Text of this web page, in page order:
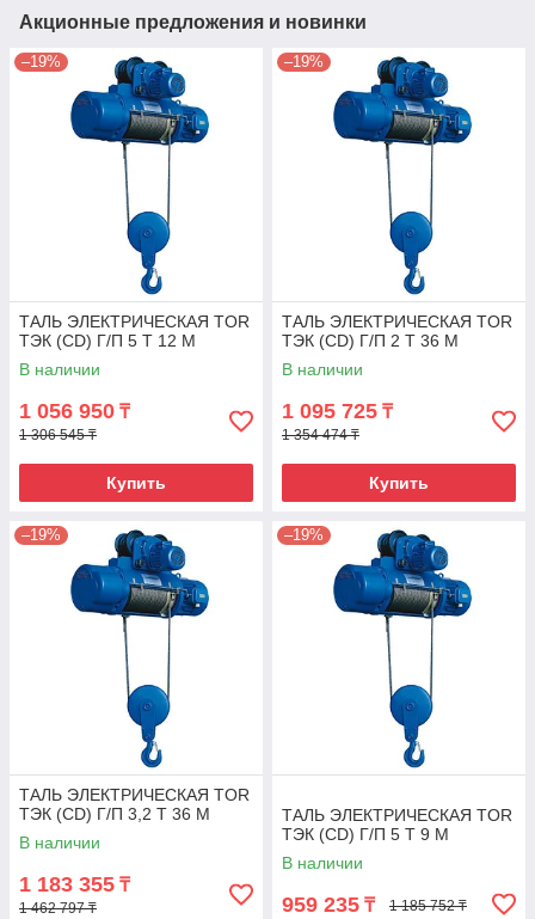
Акционные предложения и новинки
–19%
ТАЛЬ ЭЛЕКТРИЧЕСКАЯ TOR
ТЭК (CD) Г/П 5 Т 12 М
В наличии
1 056 950 ₸
1 306 545 ₸
Купить
–19%
ТАЛЬ ЭЛЕКТРИЧЕСКАЯ TOR
ТЭК (CD) Г/П 2 Т 36 М
В наличии
1 095 725 ₸
1 354 474 ₸
Купить
–19%
ТАЛЬ ЭЛЕКТРИЧЕСКАЯ TOR
ТЭК (CD) Г/П 3,2 Т 36 М
В наличии
1 183 355 ₸
1 462 797 ₸
–19%
ТАЛЬ ЭЛЕКТРИЧЕСКАЯ TOR
ТЭК (CD) Г/П 5 Т 9 М
В наличии
959 235 ₸ 1 185 752 ₸